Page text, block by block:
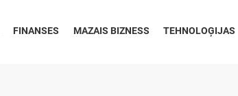
FINANSES MAZAIS BIZNESS TEHNOLOĢIJAS